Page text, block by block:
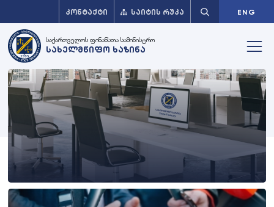
ᲙᲝᲜᲢᲐᲥᲢᲘ ᲡᲐᲘᲢᲘᲡ ᲠᲣᲙᲐ ENG
საქართველოს ფინანსთა სამინისტრო
სახელმწიფო ხაზინა